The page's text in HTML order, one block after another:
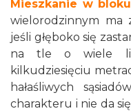
Mieszkanie w bloku
wielorodzinnym ma
jeśli głęboko się
na tle o wiele
kilkudziesięciu
hałaśliwych
charakteru i nie da